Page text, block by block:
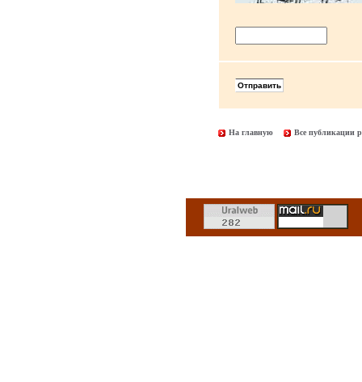
На главную Все публикации